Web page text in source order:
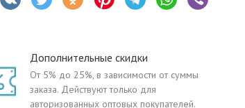
Дополнительные скидки
От 5% до 25%, в зависимости от суммы
заказа. Действуют только для
авторизованных оптовых покупателей.